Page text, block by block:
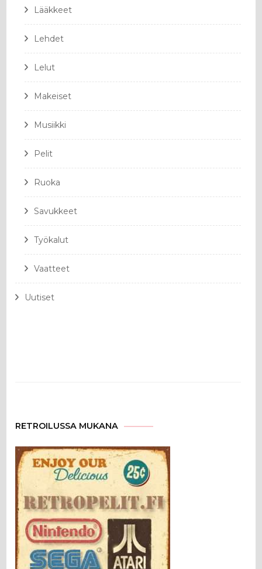
Lääkkeet
Lehdet
Lelut
Makeiset
Musiikki
Pelit
Ruoka
Savukkeet
Työkalut
Vaatteet
Uutiset
RETROILUSSA MUKANA